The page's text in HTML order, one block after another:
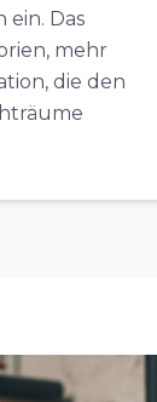
Das
mehr
die den